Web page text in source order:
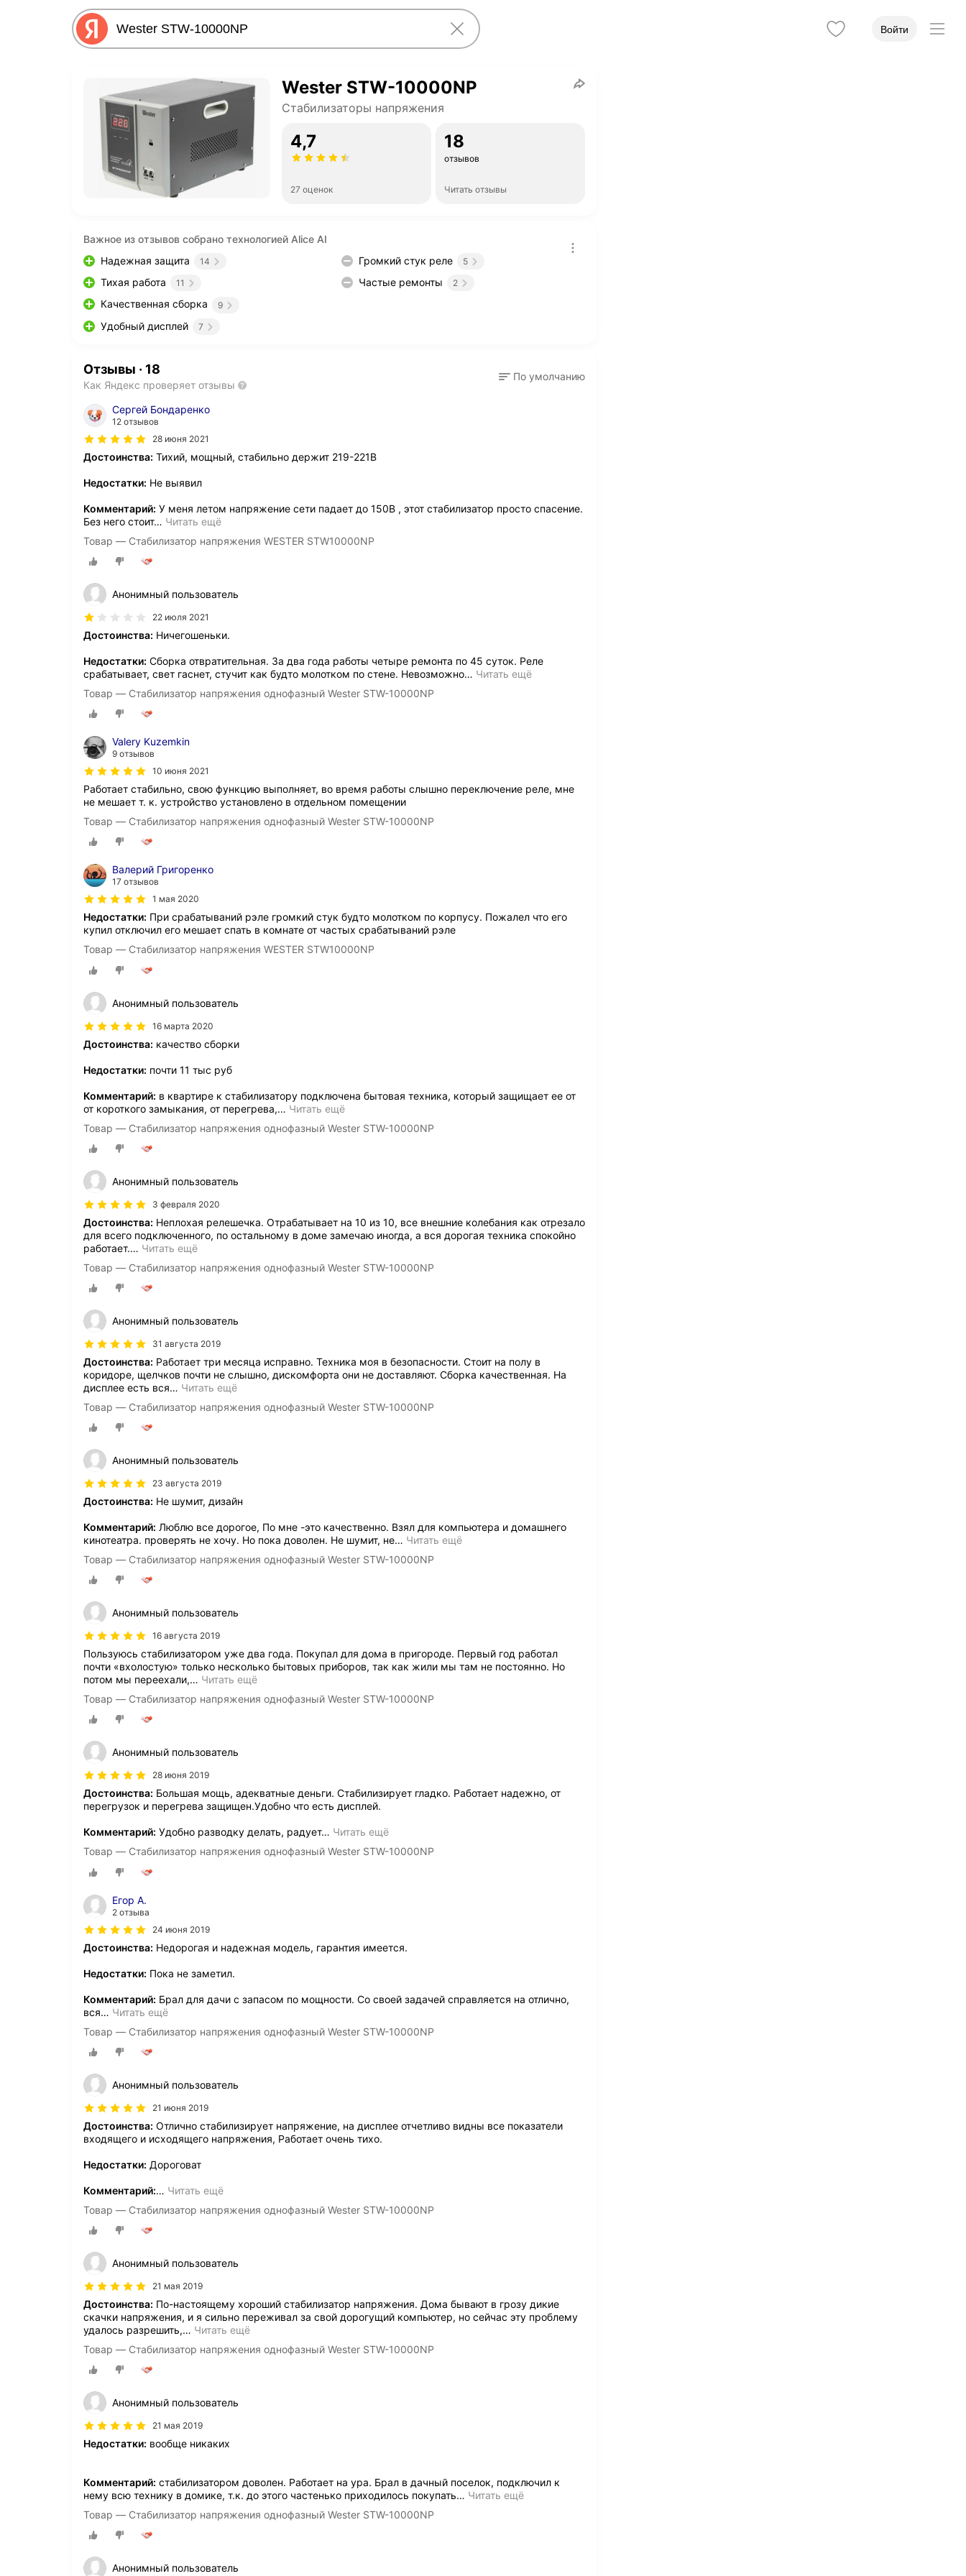
Войти
Wester STW-10000NP
Стабилизаторы напряжения
4,7
27 оценок
18
отзывов
Читать отзывы
Важное из отзывов собрано технологией Alice AI
Надежная защита
14
Тихая работа 11
Качественная сборка 9
Удобный дисплей 7
Громкий стук реле 5
Частые ремонты 2
Отзывы · 18
Как Яндекс проверяет отзывы
По умолчанию
Сергей Бондаренко
12 отзывов
28 июня 2021
Достоинства: Тихий, мощный, стабильно держит 219-221В
Недостатки: Не выявил
Комментарий: У меня летом напряжение сети падает до 150В , этот стабилизатор просто спасение.
Без него стоит… Читать ещё
Товар — Стабилизатор напряжения WESTER STW10000NP
Анонимный пользователь
22 июля 2021
Достоинства: Ничегошеньки.
Недостатки: Сборка отвратительная. За два года работы четыре ремонта по 45 суток. Реле
срабатывает, свет гаснет, стучит как будто молотком по стене. Невозможно… Читать ещё
Товар — Стабилизатор напряжения однофазный Wester STW-10000NP
Valery Kuzemkin
9 отзывов
10 июня 2021
Работает стабильно, свою функцию выполняет, во время работы слышно переключение реле, мне
не мешает т. к. устройство установлено в отдельном помещении
Товар — Стабилизатор напряжения однофазный Wester STW-10000NP
Валерий Григоренко
17 отзывов
1 мая 2020
Недостатки: При срабатываний рэле громкий стук будто молотком по корпусу. Пожалел что его
купил отключил его мешает спать в комнате от частых срабатываний рэле
Товар — Стабилизатор напряжения WESTER STW10000NP
Анонимный пользователь
16 марта 2020
Достоинства: качество сборки
Недостатки: почти 11 тыс руб
Комментарий: в квартире к стабилизатору подключена бытовая техника, который защищает ее от
от короткого замыкания, от перегрева,… Читать ещё
Товар — Стабилизатор напряжения однофазный Wester STW-10000NP
Анонимный пользователь
3 февраля 2020
Достоинства: Неплохая релешечка. Отрабатывает на 10 из 10, все внешние колебания как отрезало
для всего подключенного, по остальному в доме замечаю иногда, а вся дорогая техника спокойно
работает.… Читать ещё
Товар — Стабилизатор напряжения однофазный Wester STW-10000NP
Анонимный пользователь
31 августа 2019
Достоинства: Работает три месяца исправно. Техника моя в безопасности. Стоит на полу в
коридоре, щелчков почти не слышно, дискомфорта они не доставляют. Сборка качественная. На
дисплее есть вся… Читать ещё
Товар — Стабилизатор напряжения однофазный Wester STW-10000NP
Анонимный пользователь
23 августа 2019
Достоинства: Не шумит, дизайн
Комментарий: Люблю все дорогое, По мне -это качественно. Взял для компьютера и домашнего
кинотеатра. проверять не хочу. Но пока доволен. Не шумит, не… Читать ещё
Товар — Стабилизатор напряжения однофазный Wester STW-10000NP
Анонимный пользователь
16 августа 2019
Пользуюсь стабилизатором уже два года. Покупал для дома в пригороде. Первый год работал
почти «вхолостую» только несколько бытовых приборов, так как жили мы там не постоянно. Но
потом мы переехали,… Читать ещё
Товар — Стабилизатор напряжения однофазный Wester STW-10000NP
Анонимный пользователь
28 июня 2019
Достоинства: Большая мощь, адекватные деньги. Стабилизирует гладко. Работает надежно, от
перегрузок и перегрева защищен.Удобно что есть дисплей.
Комментарий: Удобно разводку делать, радует… Читать ещё
Товар — Стабилизатор напряжения однофазный Wester STW-10000NP
Егор А.
2 отзыва
24 июня 2019
Достоинства: Недорогая и надежная модель, гарантия имеется.
Недостатки: Пока не заметил.
Комментарий: Брал для дачи с запасом по мощности. Со своей задачей справляется на отлично,
вся… Читать ещё
Товар — Стабилизатор напряжения однофазный Wester STW-10000NP
Анонимный пользователь
21 июня 2019
Достоинства: Отлично стабилизирует напряжение, на дисплее отчетливо видны все показатели
входящего и исходящего напряжения, Работает очень тихо.
Недостатки: Дороговат
Комментарий:… Читать ещё
Товар — Стабилизатор напряжения однофазный Wester STW-10000NP
Анонимный пользователь
21 мая 2019
Достоинства: По-настоящему хороший стабилизатор напряжения. Дома бывают в грозу дикие
скачки напряжения, и я сильно переживал за свой дорогущий компьютер, но сейчас эту проблему
удалось разрешить,… Читать ещё
Товар — Стабилизатор напряжения однофазный Wester STW-10000NP
Анонимный пользователь
21 мая 2019
Недостатки: вообще никаких
Комментарий: стабилизатором доволен. Работает на ура. Брал в дачный поселок, подключил к
нему всю технику в домике, т.к. до этого частенько приходилось покупать… Читать ещё
Товар — Стабилизатор напряжения однофазный Wester STW-10000NP
Анонимный пользователь